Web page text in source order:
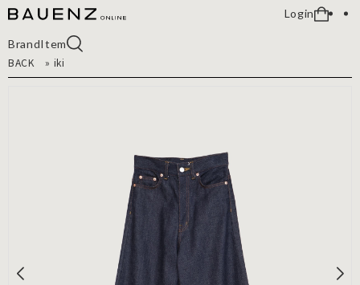
Login
BrandItem
BACK
» iki